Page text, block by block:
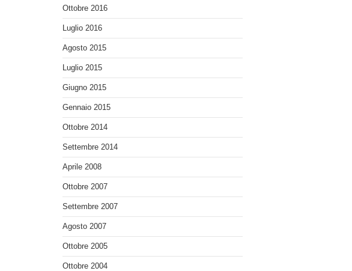
Ottobre 2016
Luglio 2016
Agosto 2015
Luglio 2015
Giugno 2015
Gennaio 2015
Ottobre 2014
Settembre 2014
Aprile 2008
Ottobre 2007
Settembre 2007
Agosto 2007
Ottobre 2005
Ottobre 2004